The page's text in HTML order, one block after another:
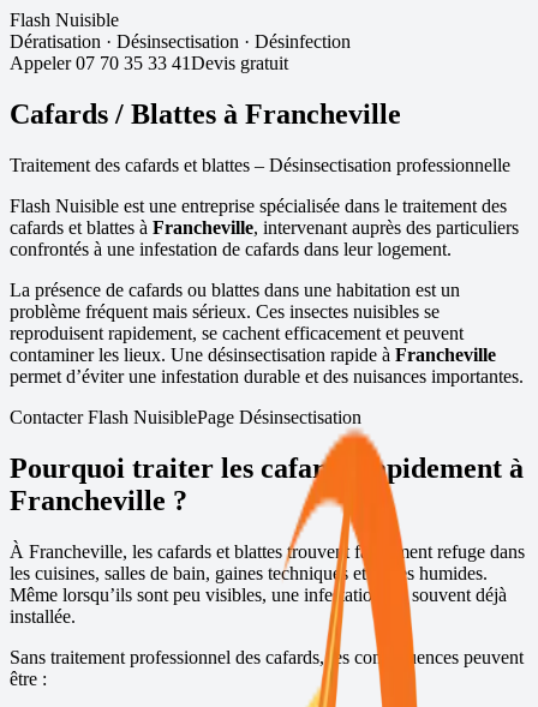
Flash Nuisible
Dératisation · Désinsectisation · Désinfection
Appeler 07 70 35 33 41Devis gratuit
Cafards / Blattes à Francheville
Traitement des cafards et blattes – Désinsectisation professionnelle
Flash Nuisible est une entreprise spécialisée dans le traitement des
cafards et blattes à Francheville, intervenant auprès des particuliers
confrontés à une infestation de cafards dans leur logement.
La présence de cafards ou blattes dans une habitation est un
problème fréquent mais sérieux. Ces insectes nuisibles se
reproduisent rapidement, se cachent efficacement et peuvent
contaminer les lieux. Une désinsectisation rapide à Francheville
permet d’éviter une infestation durable et des nuisances importantes.
Contacter Flash NuisiblePage Désinsectisation
Pourquoi traiter les cafards rapidement à
Francheville ?
À Francheville, les cafards et blattes trouvent facilement refuge dans
les cuisines, salles de bain, gaines techniques et zones humides.
Même lorsqu’ils sont peu visibles, une infestation est souvent déjà
installée.
Sans traitement professionnel des cafards, les conséquences peuvent
être :